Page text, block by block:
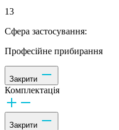
13
Сфера застосування:
Професійне прибирання
Закрити
Комплектація
Закрити